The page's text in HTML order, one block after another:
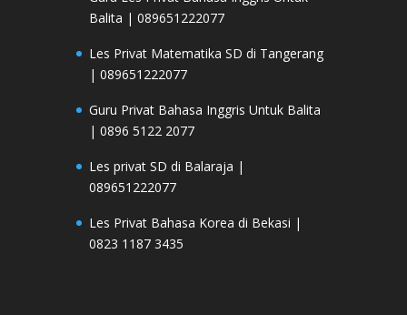
Balita | 089651222077
Les Privat Matematika SD di Tangerang
| 089651222077
Guru Privat Bahasa Inggris Untuk Balita
| 0896 5122 2077
Les privat SD di Balaraja |
089651222077
Les Privat Bahasa Korea di Bekasi |
0823 1187 3435